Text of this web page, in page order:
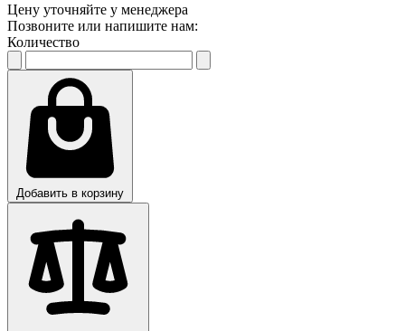
Цену уточняйте у менеджера
Позвоните или напишите нам:
Количество
Добавить в корзину